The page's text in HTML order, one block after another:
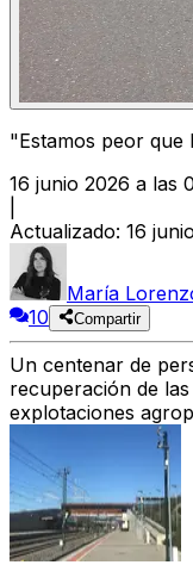
"Estamos peor que
16 junio 2026 a las
Actualizado: 16
María
10
Compartir
Un centenar de
recuperación de
explotaciones